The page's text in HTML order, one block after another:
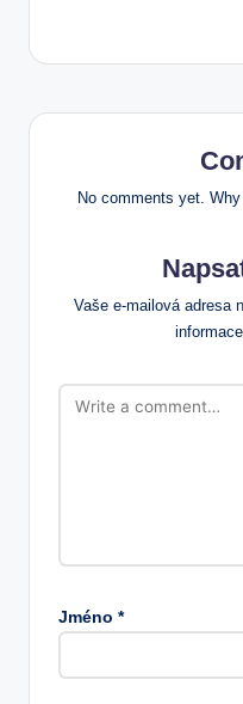
No comments yet.
Vaše e-mailová adresa
Jméno *